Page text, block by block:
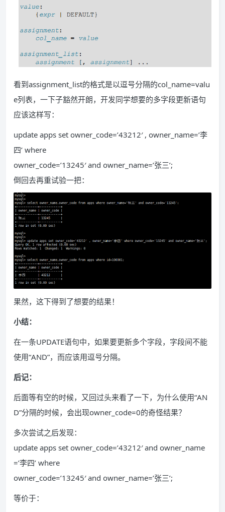
看到assignment_list的格式是以逗号分隔的col_name=valu
e列表，一下子豁然开朗，开发同学想要的多字段更新语句
应该这样写：
update apps set owner_code=’43212′ , owner_name=’李
四’ where
owner_code=’13245′ and owner_name=’张三’;
倒回去再重试验一把：
果然，这下得到了想要的结果！
小结：
在一条UPDATE语句中，如果要更新多个字段，字段间不能
使用“AND”，而应该用逗号分隔。
后记：
后面等有空的时候，又回过头来看了一下，为什么使用“AN
D”分隔的时候，会出现owner_code=0的奇怪结果？
多次尝试之后发现：
update apps set owner_code=’43212′ and owner_name
=’李四’ where
owner_code=’13245′ and owner_name=’张三’;
等价于：